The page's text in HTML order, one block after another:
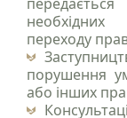
переходу
порушення
або інших